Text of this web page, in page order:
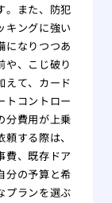
。また、防犯
キングに強い
になりつつあ
や、こじ破り
えて、カード
トコントロー
分費用が上乗
する際は、
費、既存ドア
分の予算と希
プランを選ぶ